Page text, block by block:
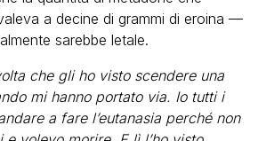
a decine di grammi di eroina —
sarebbe letale.
che gli ho visto scendere una
mi hanno portato via. Io tutti i
a fare l’eutanasia perché non